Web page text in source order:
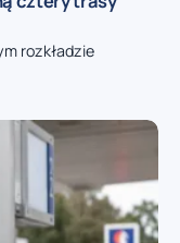
rozkładzie